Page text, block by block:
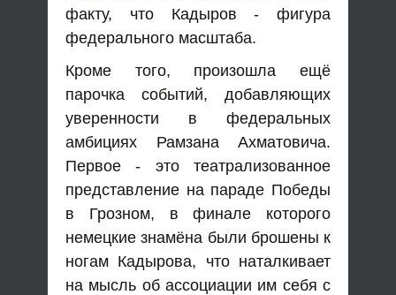
факту, что Кадыров - фигура
федерального масштаба.
Кроме того, произошла ещё
парочка событий, добавляющих
уверенности в федеральных
амбициях Рамзана Ахматовича.
Первое - это театрализованное
представление на параде Победы
в Грозном, в финале которого
немецкие знамёна были брошены к
ногам Кадырова, что наталкивает
на мысль об ассоциации им себя с